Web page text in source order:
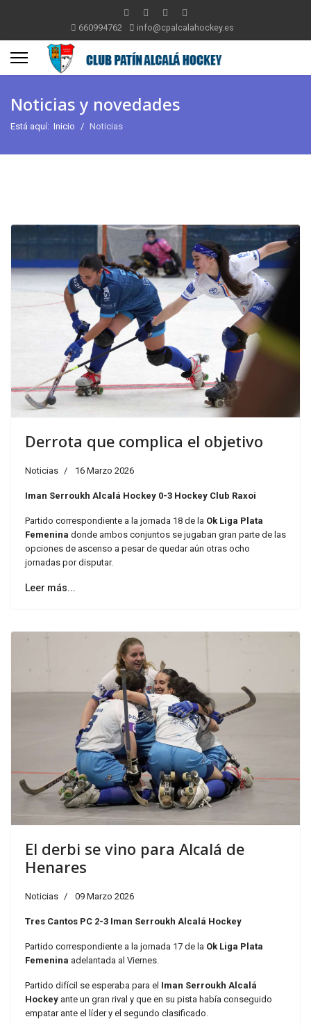
660994762 info@cpalcalahockey.es
Noticias y novedades
Está aquí: Inicio Noticias
Derrota que complica el objetivo
Noticias 16 Marzo 2026
Iman Serroukh Alcalá Hockey 0-3 Hockey Club Raxoi
Partido correspondiente a la jornada 18 de la Ok Liga Plata
Femenina donde ambos conjuntos se jugaban gran parte de las
opciones de ascenso a pesar de quedar aún otras ocho
jornadas por disputar.
Leer más...
El derbi se vino para Alcalá de
Henares
Noticias 09 Marzo 2026
Tres Cantos PC 2-3 Iman Serroukh Alcalá Hockey
Partido correspondiente a la jornada 17 de la Ok Liga Plata
Femenina adelantada al Viernes.
Partido difícil se esperaba para el Iman Serroukh Alcalá
Hockey ante un gran rival y que en su pista había conseguido
empatar ante el líder y el segundo clasificado.